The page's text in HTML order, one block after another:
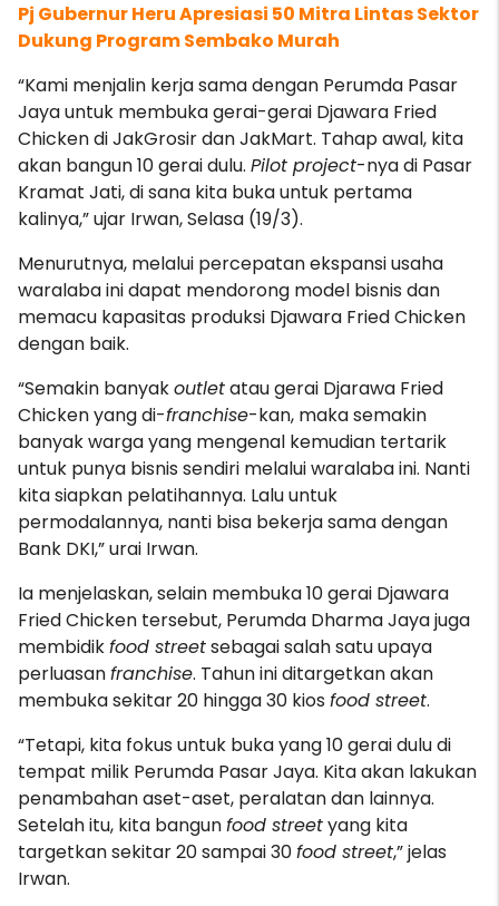
Pj Gubernur Heru Apresiasi 50 Mitra Lintas Sektor
Dukung Program Sembako Murah
“Kami menjalin kerja sama dengan Perumda Pasar
Jaya untuk membuka gerai-gerai Djawara Fried
Chicken di JakGrosir dan JakMart. Tahap awal, kita
akan bangun 10 gerai dulu. Pilot project-nya di Pasar
Kramat Jati, di sana kita buka untuk pertama
kalinya,” ujar Irwan, Selasa (19/3).
Menurutnya, melalui percepatan ekspansi usaha
waralaba ini dapat mendorong model bisnis dan
memacu kapasitas produksi Djawara Fried Chicken
dengan baik.
“Semakin banyakoutletatau gerai Djarawa Fried
Chicken yang di-franchise-kan, maka semakin
banyak warga yang mengenal kemudian tertarik
untuk punya bisnis sendiri melalui waralaba ini. Nanti
kita siapkan pelatihannya. Lalu untuk
permodalannya, nanti bisa bekerja sama dengan
Bank DKI,” urai Irwan.
Ia menjelaskan, selain membuka 10 gerai Djawara
Fried Chicken tersebut, Perumda Dharma Jaya juga
membidikfood streetsebagai salah satu upaya
perluasanfranchise. Tahun ini ditargetkan akan
membuka sekitar 20 hingga 30 kios food street.
“Tetapi, kita fokus untuk buka yang 10 gerai dulu di
tempat milik Perumda Pasar Jaya. Kita akan lakukan
penambahan aset-aset, peralatan dan lainnya.
Setelah itu, kita bangunfood streetyang kita
targetkan sekitar 20 sampai 30food street,” jelas
Irwan.